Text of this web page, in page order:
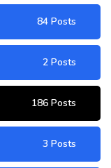
84 Posts
2 Posts
186 Posts
3 Posts